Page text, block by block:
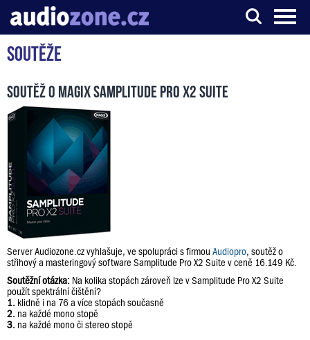
Server o digitálním zpracování zvuku
Soutěže
Soutěž o Magix Samplitude Pro X2 Suite
Server Audiozone.cz vyhlašuje, ve spolupráci s firmou Audiopro, soutěž o
střihový a masteringový software Samplitude Pro X2 Suite v ceně 16.149 Kč.
Soutěžní otázka: Na kolika stopách zároveň lze v Samplitude Pro X2 Suite
použít spektrální čištění?
1. klidně i na 76 a více stopách současně
2. na každé mono stopě
3. na každé mono či stereo stopě